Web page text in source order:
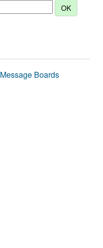
Message Boards